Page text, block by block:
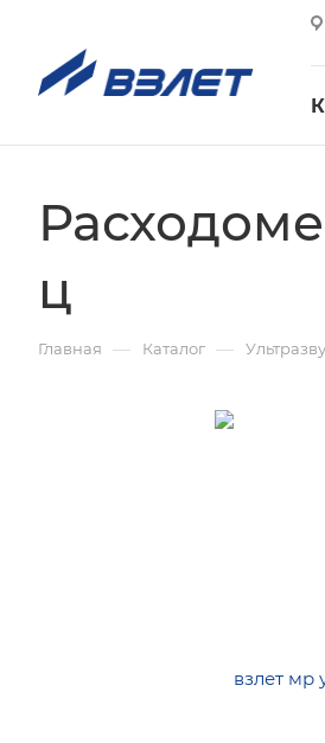
ц
Главная — Каталог —